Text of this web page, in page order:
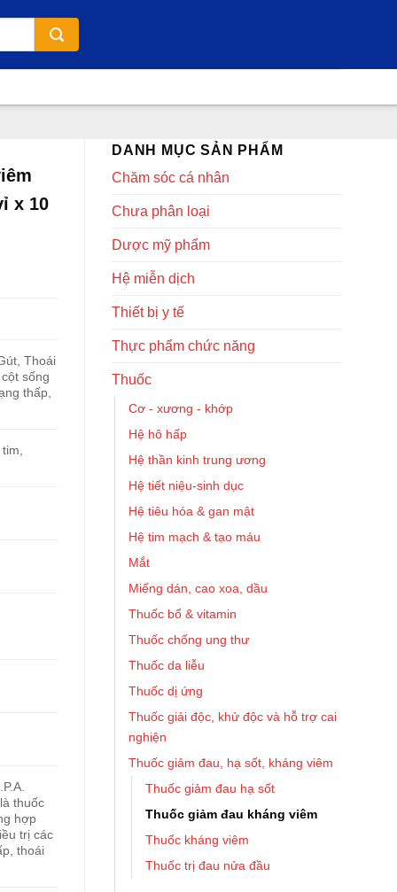
DANH MỤC SẢN PHẨM
Chăm sóc cá nhân
Chưa phân loại
Dược mỹ phẩm
Hệ miễn dịch
Thiết bị y tế
Thực phẩm chức năng
Thuốc
Cơ - xương - khớp
Hệ hô hấp
Hệ thần kinh trung ương
Hệ tiết niệu-sinh dục
Hệ tiêu hóa & gan mật
Hệ tim mạch & tạo máu
Mắt
Miếng dán, cao xoa, dầu
Thuốc bổ & vitamin
Thuốc chống ung thư
Thuốc da liễu
Thuốc dị ứng
Thuốc giải độc, khử độc và hỗ trợ cai
nghiện
Thuốc giảm đau, hạ sốt, kháng viêm
Thuốc giảm đau hạ sốt
Thuốc giảm đau kháng viêm
Thuốc kháng viêm
Thuốc trị đau nửa đầu
x 10
Thoái
sống
thấp,
thuốc
hợp
trị các
thoái